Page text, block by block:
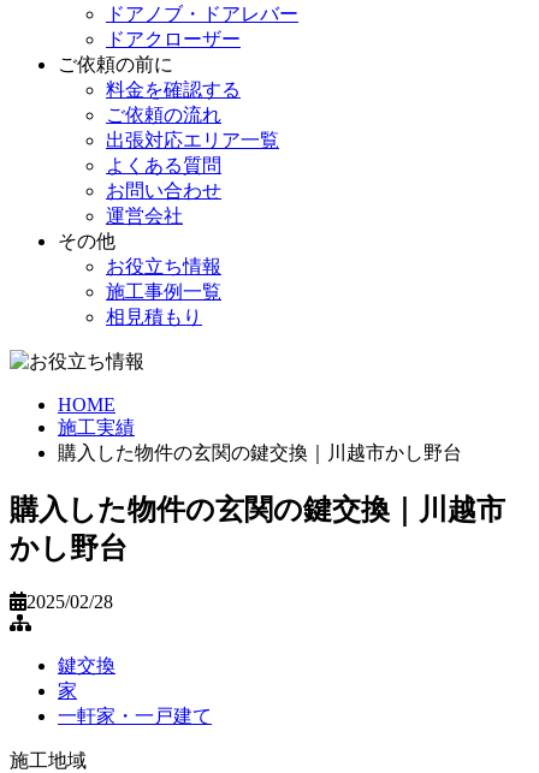
ドアノブ・ドアレバー
ドアクローザー
ご依頼の前に
料金を確認する
ご依頼の流れ
出張対応エリア一覧
よくある質問
お問い合わせ
運営会社
その他
お役立ち情報
施工事例一覧
相見積もり
HOME
施工実績
購入した物件の玄関の鍵交換｜川越市かし野台
購入した物件の玄関の鍵交換｜川越市
かし野台
2025/02/28
鍵交換
家
一軒家・一戸建て
施工地域